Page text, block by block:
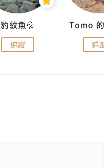
豹紋魚💦
追蹤 追蹤